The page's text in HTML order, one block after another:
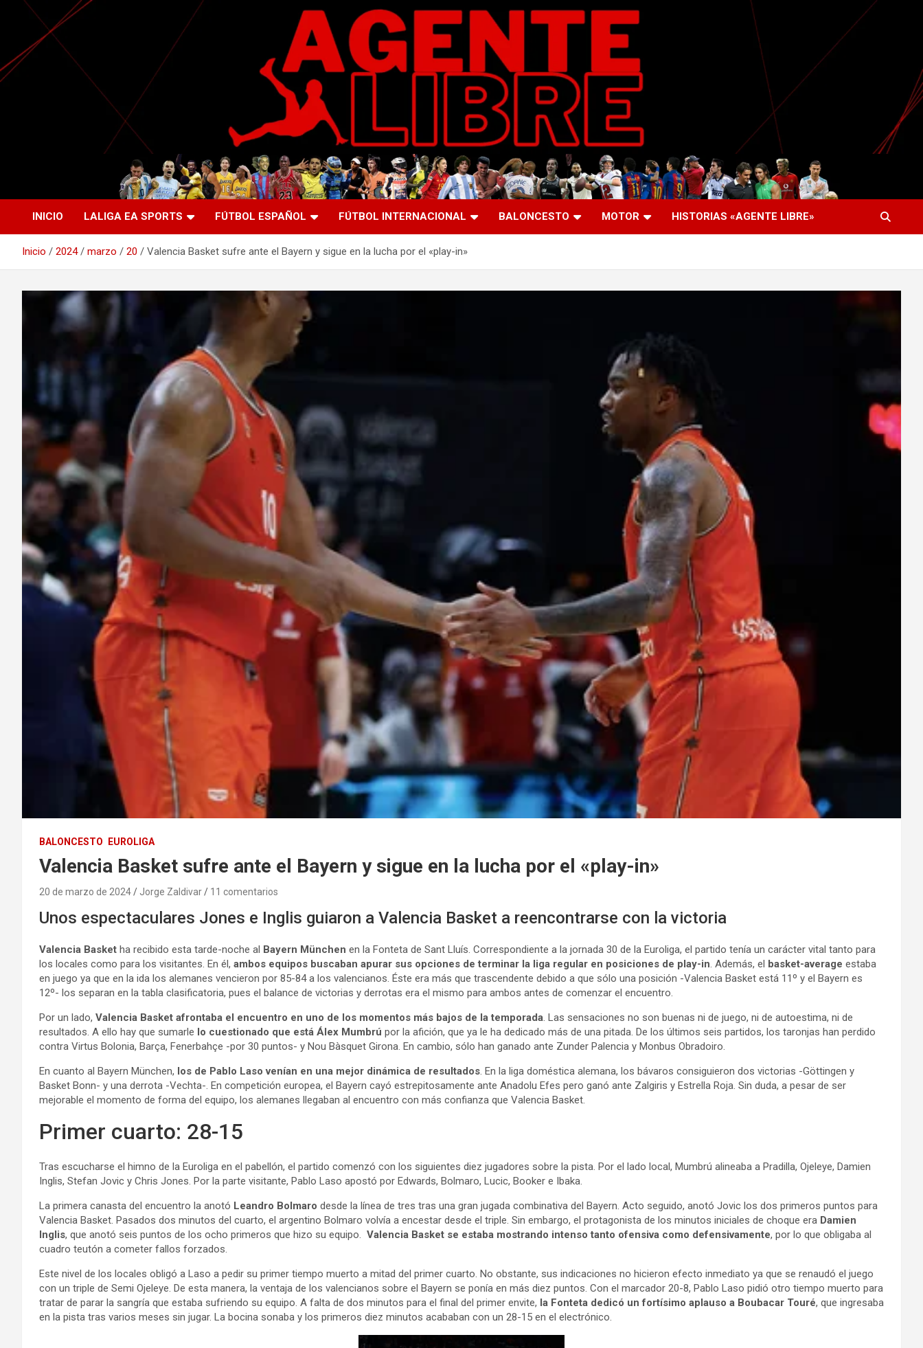
Saltar
contenido
Agente Libre Digital
La nueva generación del periodismo deportivo.
INICIO LALIGA EA SPORTS FÚTBOL ESPAÑOL FÚTBOL INTERNACIONAL BALONCESTO MOTOR HISTORIAS «AGENTE LIBRE»
Inicio 2024 marzo 20 Valencia Basket sufre ante el Bayern y sigue en la lucha por el «play-in»
BALONCESTO EUROLIGA
Valencia Basket sufre ante el Bayern y sigue en la lucha por el «play-in»
20 de marzo de 2024 Jorge Zaldivar 11 comentarios
Unos espectaculares Jones e Inglis guiaron a Valencia Basket a reencontrarse con la victoria
Valencia Basket ha recibido esta tarde-noche al Bayern München en la Fonteta de Sant Lluís. Correspondiente a la jornada 30 de la Euroliga, el partido tenía un carácter vital tanto para
los locales como para los visitantes. En él, ambos equipos buscaban apurar sus opciones de terminar la liga regular en posiciones de play-in. Además, el basket-average estaba
en juego ya que en la ida los alemanes vencieron por 85-84 a los valencianos. Éste era más que trascendente debido a que sólo una posición -Valencia Basket está 11º y el Bayern es
12º- los separan en la tabla clasificatoria, pues el balance de victorias y derrotas era el mismo para ambos antes de comenzar el encuentro.
Por un lado, Valencia Basket afrontaba el encuentro en uno de los momentos más bajos de la temporada. Las sensaciones no son buenas ni de juego, ni de autoestima, ni de
resultados. A ello hay que sumarle lo cuestionado que está Álex Mumbrú por la afición, que ya le ha dedicado más de una pitada. De los últimos seis partidos, los taronjas han perdido
contra Virtus Bolonia, Barça, Fenerbahçe -por 30 puntos- y Nou Bàsquet Girona. En cambio, sólo han ganado ante Zunder Palencia y Monbus Obradoiro.
En cuanto al Bayern München, los de Pablo Laso venían en una mejor dinámica de resultados. En la liga doméstica alemana, los bávaros consiguieron dos victorias -Göttingen y
Basket Bonn- y una derrota -Vechta-. En competición europea, el Bayern cayó estrepitosamente ante Anadolu Efes pero ganó ante Zalgiris y Estrella Roja. Sin duda, a pesar de ser
mejorable el momento de forma del equipo, los alemanes llegaban al encuentro con más confianza que Valencia Basket.
Primer cuarto: 28-15
Tras escucharse el himno de la Euroliga en el pabellón, el partido comenzó con los siguientes diez jugadores sobre la pista. Por el lado local, Mumbrú alineaba a Pradilla, Ojeleye, Damien
Inglis, Stefan Jovic y Chris Jones. Por la parte visitante, Pablo Laso apostó por Edwards, Bolmaro, Lucic, Booker e Ibaka.
La primera canasta del encuentro la anotó Leandro Bolmaro desde la línea de tres tras una gran jugada combinativa del Bayern. Acto seguido, anotó Jovic los dos primeros puntos para
Valencia Basket. Pasados dos minutos del cuarto, el argentino Bolmaro volvía a encestar desde el triple. Sin embargo, el protagonista de los minutos iniciales de choque era Damien
Inglis, que anotó seis puntos de los ocho primeros que hizo su equipo. Valencia Basket se estaba mostrando intenso tanto ofensiva como defensivamente, por lo que obligaba al
cuadro teutón a cometer fallos forzados.
Este nivel de los locales obligó a Laso a pedir su primer tiempo muerto a mitad del primer cuarto. No obstante, sus indicaciones no hicieron efecto inmediato ya que se renaudó el juego
con un triple de Semi Ojeleye. De esta manera, la ventaja de los valencianos sobre el Bayern se ponía en más diez puntos. Con el marcador 20-8, Pablo Laso pidió otro tiempo muerto para
tratar de parar la sangría que estaba sufriendo su equipo. A falta de dos minutos para el final del primer envite, la Fonteta dedicó un fortísimo aplauso a Boubacar Touré, que ingresaba
en la pista tras varios meses sin jugar. La bocina sonaba y los primeros diez minutos acababan con un 28-15 en el electrónico.